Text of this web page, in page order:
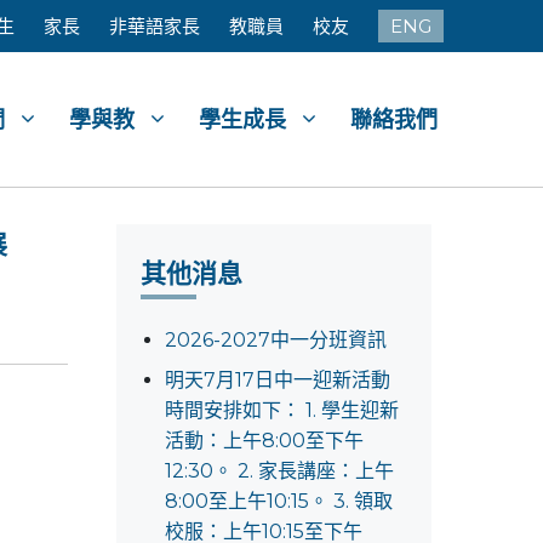
家長 非華語家長 教職員 校友 ENG
學與教 學生成長 聯絡我們
其他消息
2026-2027中一分班資訊
明天7月17日中一迎新活動
時間安排如下： 1. 學生迎新
活動：上午8:00至下午
12:30。 2. 家長講座：上午
8:00至上午10:15。 3. 領取
校服：上午10:15至下午